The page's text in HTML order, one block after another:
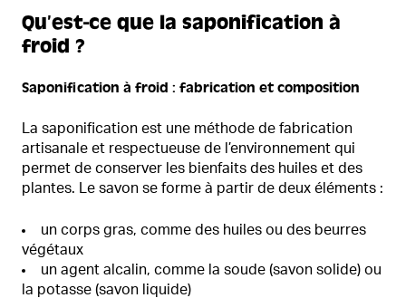
Qu’est-ce que la saponification à
froid ?
Saponification à froid : fabrication et composition
La saponification est une méthode de fabrication
artisanale et respectueuse de l’environnement qui
permet de conserver les bienfaits des huiles et des
plantes. Le savon se forme à partir de deux éléments :
un corps gras, comme des huiles ou des beurres
végétaux
un agent alcalin, comme la soude (savon solide) ou
la potasse (savon liquide)